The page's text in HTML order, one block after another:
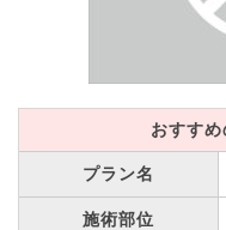
おすす
プラン名
施術部位